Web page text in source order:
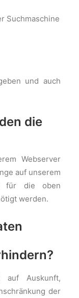
Suchmaschine
und auch
die
Webserver
auf unserem
für die oben
werden.
auf Auskunft,
der